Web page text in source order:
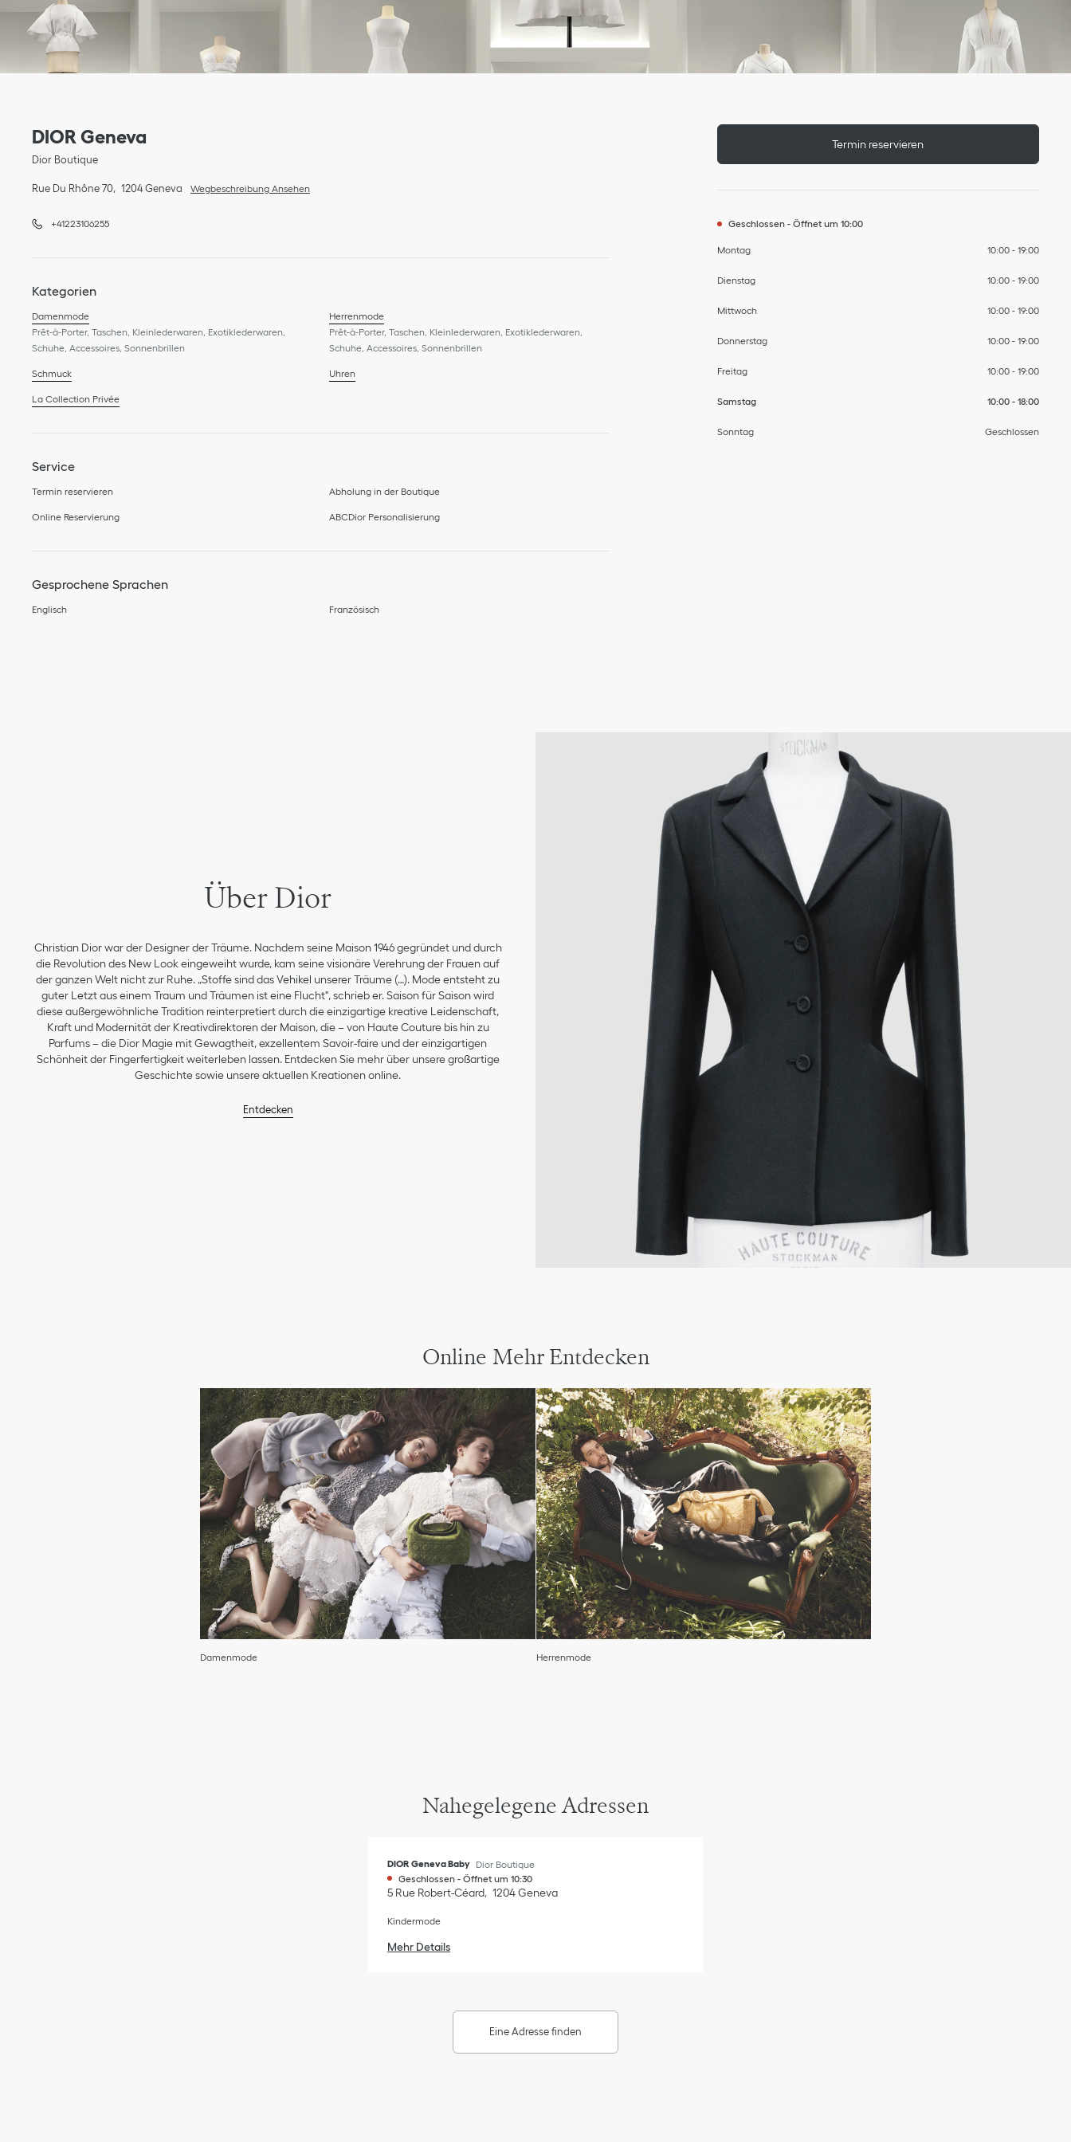
DIOR Geneva
Dior Boutique
Rue Du Rhône 70 1204 Geneva
Link Opens in New Tab
Wegbeschreibung Ansehen
Link Opens in New Tab
Telefon
+41223106255
Kategorien
Damenmode
Prêt-à-Porter, Taschen, Kleinlederwaren, Exotiklederwaren,
Schuhe, Accessoires, Sonnenbrillen
Herrenmode
Prêt-à-Porter, Taschen, Kleinlederwaren, Exotiklederwaren,
Schuhe, Accessoires, Sonnenbrillen
Schmuck Uhren
La Collection Privée
Service
Termin reservieren Abholung in der Boutique
Online Reservierung ABCDior Personalisierung
Gesprochene Sprachen
Englisch Französisch
Termin reservieren
Geschlossen - Öffnet um 10:00
Wochentag
Montag 10:00-
nach
19:00
Dienstag 10:00-
nach
19:00
Mittwoch 10:00-
nach
19:00
Donnerstag 10:00-
nach
19:00
Freitag 10:00-
nach
19:00
Samstag 10:00-
nach
18:00
Sonntag Geschlossen
Über Dior
Christian Dior war der Designer der Träume. Nachdem seine Maison 1946 gegründet und durch
die Revolution des New Look eingeweiht wurde, kam seine visionäre Verehrung der Frauen auf
der ganzen Welt nicht zur Ruhe. „Stoffe sind das Vehikel unserer Träume (…). Mode entsteht zu
guter Letzt aus einem Traum und Träumen ist eine Flucht", schrieb er. Saison für Saison wird
diese außergewöhnliche Tradition reinterpretiert durch die einzigartige kreative Leidenschaft,
Kraft und Modernität der Kreativdirektoren der Maison, die – von Haute Couture bis hin zu
Parfums – die Dior Magie mit Gewagtheit, exzellentem Savoir-faire und der einzigartigen
Schönheit der Fingerfertigkeit weiterleben lassen. Entdecken Sie mehr über unsere großartige
Geschichte sowie unsere aktuellen Kreationen online.
Entdecken
Online Mehr Entdecken
Damenmode Herrenmode
Nahegelegene Adressen
DIOR Geneva Baby
Dior Boutique
Geschlossen - Öffnet um 10:30
5 Rue Robert-Céard 1204Geneva
Kindermode
Mehr Details
Eine Adresse finden